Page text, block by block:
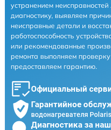
устранением
диагностику, выявляем
неисправные детали и
работоспособность
или рекомендованные
ремонта выполняем
предоставляем гарантию.
Официальный
Гарантийное
водонагревателя
Диагностика за